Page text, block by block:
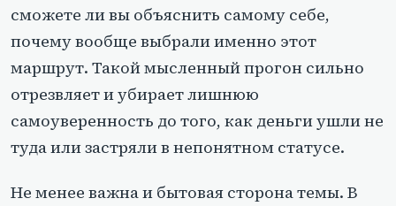
сможете ли вы объяснить самому себе,
почему вообще выбрали именно этот
маршрут. Такой мысленный прогон сильно
отрезвляет и убирает лишнюю
самоуверенность до того, как деньги ушли не
туда или застряли в непонятном статусе.
Не менее важна и бытовая сторона темы. В